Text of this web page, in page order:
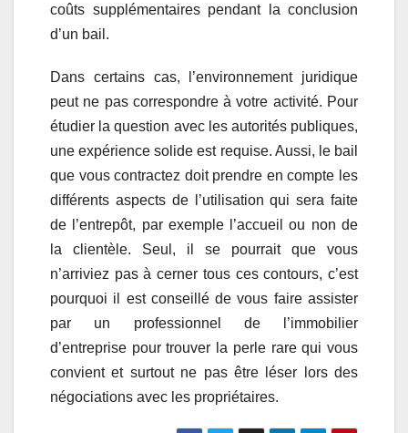
coûts supplémentaires pendant la conclusion
d’un bail.
Dans certains cas, l’environnement juridique
peut ne pas correspondre à votre activité. Pour
étudier la question avec les autorités publiques,
une expérience solide est requise. Aussi, le bail
que vous contractez doit prendre en compte les
différents aspects de l’utilisation qui sera faite
de l’entrepôt, par exemple l’accueil ou non de
la clientèle. Seul, il se pourrait que vous
n’arriviez pas à cerner tous ces contours, c’est
pourquoi il est conseillé de vous faire assister
par un professionnel de l’immobilier
d’entreprise pour trouver la perle rare qui vous
convient et surtout ne pas être léser lors des
négociations avec les propriétaires.